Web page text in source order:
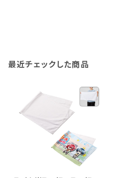
最近チェックした商品